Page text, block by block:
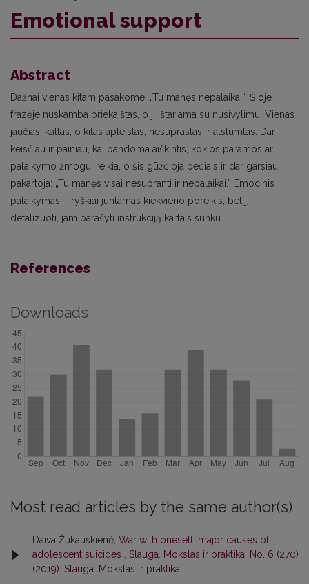
Emotional support
Abstract
Dažnai vienas kitam pasakome: „Tu manęs nepalaikai“. Šioje
frazėje nuskamba priekaištas, o ji ištariama su nusivylimu. Vienas
jaučiasi kaltas, o kitas apleistas, nesuprastas ir atstumtas. Dar
keisčiau ir painiau, kai bandoma aiškintis, kokios paramos ar
palaikymo žmogui reikia, o šis gūžčioja pečiais ir dar garsiau
pakartoja: „Tu manęs visai nesupranti ir nepalaikai.“ Emocinis
palaikymas – ryškiai juntamas kiekvieno poreikis, bet jį
detalizuoti, jam parašyti instrukciją kartais sunku.
References
Downloads
Most read articles by the same author(s)
Daiva Žukauskienė, War with oneself: major causes of
adolescent suicides , Slauga. Mokslas ir praktika: No. 6 (270)
(2019): Slauga. Mokslas ir praktika